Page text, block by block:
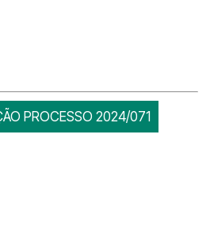
PROCESSO 2024/071